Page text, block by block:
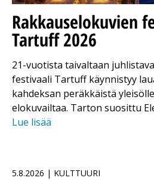
Rakkauselokuvien
Tartuff 2026
21-vuotista taivaltaan
festivaali Tartuff käynnistyy
kahdeksan peräkkäistä
elokuvailtaa. Tarton suosittu
Lue lisää
5.8.2026 | KULTTUURI